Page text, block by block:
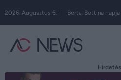
2026. Augusztus 6. | Berta, Bettina napja
Hirdetés